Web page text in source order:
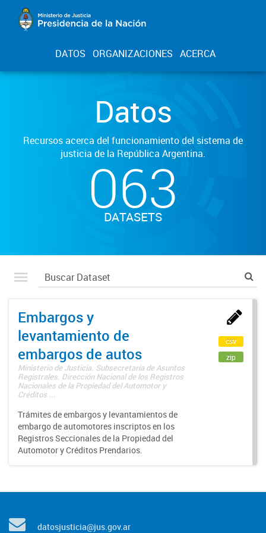
DATOS ORGANIZACIONES ACERCA
Datos
Recursos acerca del funcionamiento del sistema de
justicia de la República Argentina.
063
DATASETS
Embargos y
levantamiento de
embargos de autos
Ministerio de Justicia. Subsecretaría de Asuntos
Registrales. Dirección Nacional de los Registros
Nacionales de la Propiedad del Automotor y
Créditos ...
Trámites de embargos y levantamientos de
embargo de automotores inscriptos en los
Registros Seccionales de la Propiedad del
Automotor y Créditos Prendarios.
csv
zip
datosjusticia@jus.gov.ar